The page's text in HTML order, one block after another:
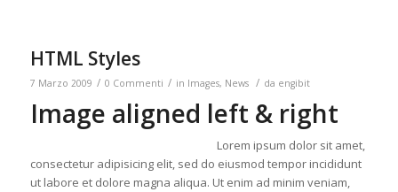
HTML Styles
7 Marzo 2009 / 0 Commenti / in Images, News / da engibit
Image aligned left & right
Lorem ipsum dolor sit amet,
consectetur adipisicing elit, sed do eiusmod tempor incididunt
ut labore et dolore magna aliqua. Ut enim ad minim veniam,